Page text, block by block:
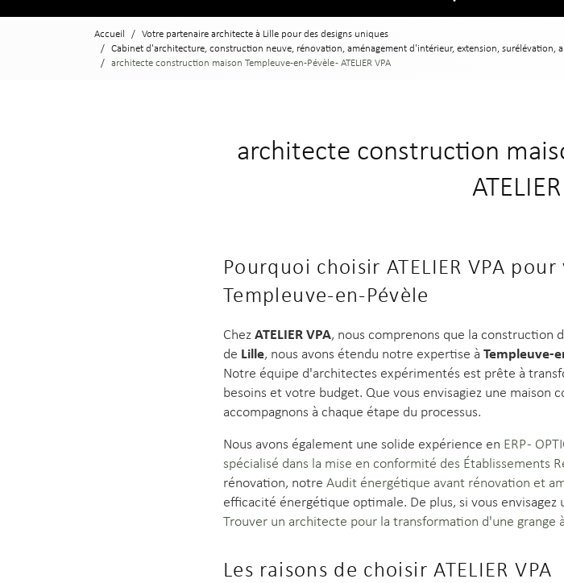
Accueil
Votre partenaire architecte à Lille pour des designs uniques
Cabinet d'architecture, construction neuve, rénovation, aménagement d'intérieur, extension, surélévation,
architecte construction maison Templeuve-en-Pévèle - ATELIER VPA
architecte construction
Pourquoi choisir ATELIER VPA
Templeuve-en-Pévèle
ChezATELIER VPA, nous comprenons que la construction
de Lille, nous avons étendu notre expertise à Templeuve-
Notre équipe d'architectes expérimentés est prête à
besoins et votre budget. Que vous envisagiez une maison
accompagnons à chaque étape du processus.
Nous avons également une solide expérience en ERP -
spécialisé dans la mise en conformité des Établissements
rénovation, notre Audit énergétique avant rénovation et
efficacité énergétique optimale. De plus, si vous
Trouver un architecte pour la transformation d'une grange
Les raisons de choisir ATELIER VPA